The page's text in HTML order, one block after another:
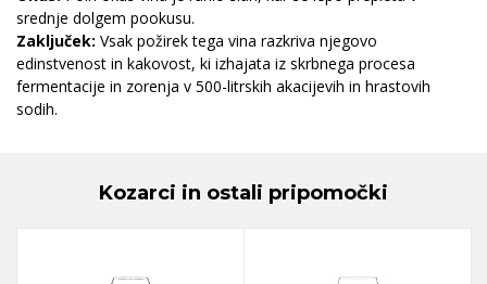
srednje dolgem pookusu.
Zaključek: Vsak požirek tega vina razkriva njegovo
edinstvenost in kakovost, ki izhajata iz skrbnega procesa
fermentacije in zorenja v 500-litrskih akacijevih in hrastovih
sodih.
Kozarci in ostali pripomočki